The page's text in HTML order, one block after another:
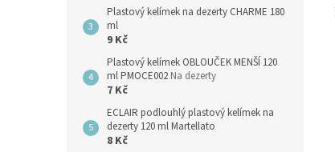
Plastový kelímek na dezerty CHARME 180
ml
9 Kč
Plastový kelímek OBLOUČEK MENŠÍ 120
ml PMOCE002 Na dezerty
7 Kč
ECLAIR podlouhlý plastový kelímek na
dezerty 120 ml Martellato
8 Kč